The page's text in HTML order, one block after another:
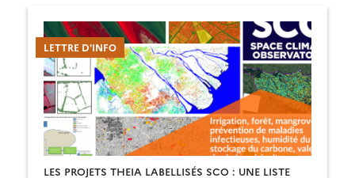
LETTRE D'INFO
LES PROJETS THEIA LABELLISÉS SCO : UNE LISTE